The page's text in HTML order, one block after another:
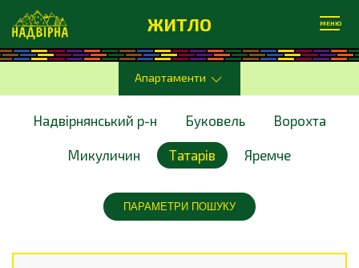
ЖИТЛО МЕНЮ
Апартаменти
Надвірнянський р-н Буковель Ворохта
Микуличин Татарів Яремче
ПАРАМЕТРИ ПОШУКУ